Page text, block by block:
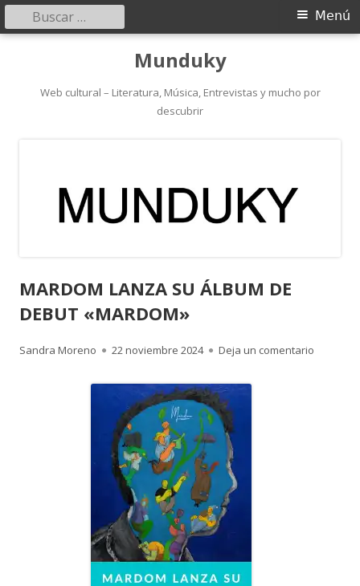
contenido
Munduky
Web cultural – Literatura, Música, Entrevistas y mucho por
descubrir
Menú
Menú
Buscar:
MARDOM LANZA SU ÁLBUM DE
DEBUT «MARDOM»
Autor
Sandra Moreno
Publicado
22 noviembre 2024 Deja un comentario